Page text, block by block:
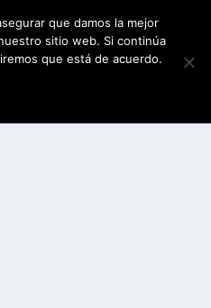
que damos la mejor
sitio web. Si continúa
que está de acuerdo.